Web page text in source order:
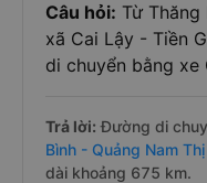
Câu hỏi: Từ
xã Cai Lậy - Tiền
di chuyển bằng xe
Trả lời: Đường di
Bình - Quảng Nam
dài khoảng 675 km.